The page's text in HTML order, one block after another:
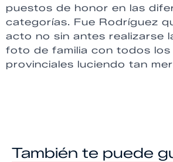
puestos de honor en las
categorías. Fue Rodríguez
acto no sin antes realizarse
foto de familia con todos los
provinciales luciendo tan
También te puede